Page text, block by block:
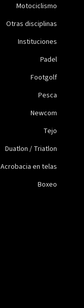
Motociclismo
Otras disciplinas
Instituciones
Padel
Footgolf
Pesca
Newcom
Tejo
Duatlon / Triatlon
Acrobacia en telas
Boxeo